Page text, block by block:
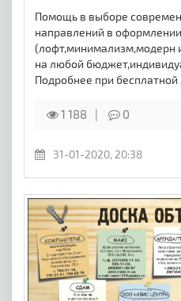
Помощь в выборе
направлений в
(лофт,минимализм,модерн
на любой
Подробнее при бесплатной
1 188 0
31-01-2020, 20:38